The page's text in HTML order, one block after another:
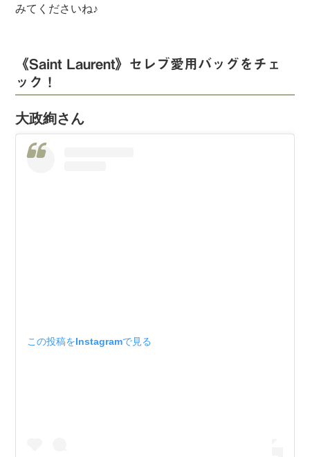
みてくださいね♪
《Saint Laurent》セレブ愛用バッグをチェ
ック！
大政絢さん
この投稿をInstagramで見る